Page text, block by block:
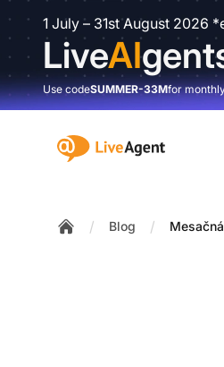
1 July – 31st August 2026
LiveAI
Use codeSUMMER-33Mfor
:site.title
/ Blog /